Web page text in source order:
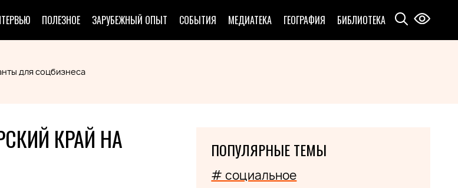
ПОЛЕЗНОЕ ЗАРУБЕЖНЫЙ ОПЫТ СОБЫТИЯ МЕДИАТЕКА ГЕОГРАФИЯ БИБЛИОТЕКА
для соцбизнеса
КРАЙ НА ПОПУЛЯРНЫЕ ТЕМЫ
# социальное